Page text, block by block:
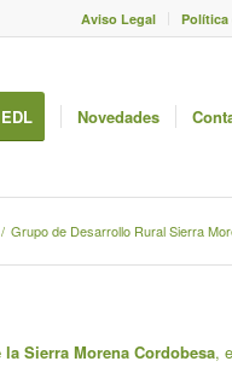
Aviso Legal Política
EDL Novedades
/ Grupo de Desarrollo Rural Sierra
Sierra Morena Cordobesa,